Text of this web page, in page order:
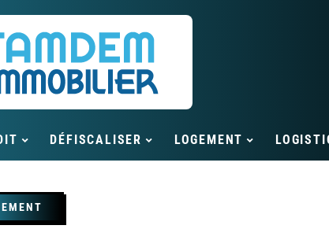
DÉFISCALISER LOGEMENT